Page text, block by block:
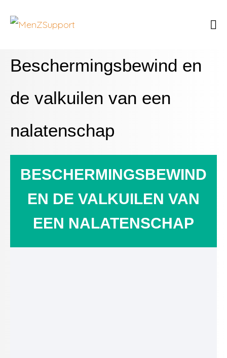
Beschermingsbewind en
de valkuilen van een
nalatenschap
BESCHERMINGSBEWIND
EN DE VALKUILEN VAN
EEN NALATENSCHAP